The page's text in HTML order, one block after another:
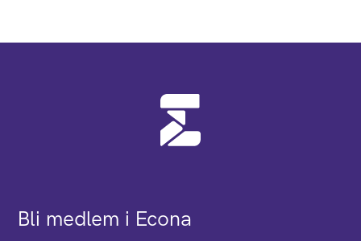
Bli medlem i Econa